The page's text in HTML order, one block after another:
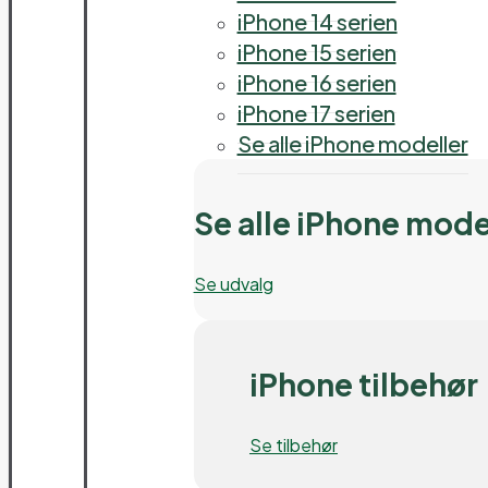
iPhone 14 serien
iPhone 15 serien
iPhone 16 serien
iPhone 17 serien
Se alle iPhone modeller
Se alle iPhone
Se udvalg
iPhone tilbehør
Se tilbehør